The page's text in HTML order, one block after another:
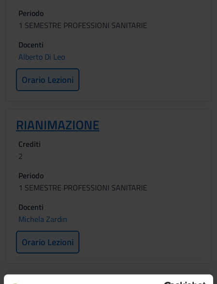
Periodo
1 SEMESTRE PROFESSIONI SANITARIE
Docenti
Alberto Di Leo
Orario Lezioni
RIANIMAZIONE
Crediti
2
Periodo
1 SEMESTRE PROFESSIONI SANITARIE
Docenti
Michela Zardin
Orario Lezioni